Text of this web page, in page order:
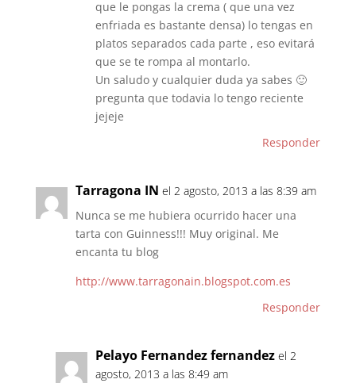
que le pongas la crema ( que una vez
enfriada es bastante densa) lo tengas en
platos separados cada parte , eso evitará
que se te rompa al montarlo.
Un saludo y cualquier duda ya sabes 🙂
pregunta que todavia lo tengo reciente
jejeje
Responder
Tarragona IN el 2 agosto, 2013 a las 8:39 am
Nunca se me hubiera ocurrido hacer una
tarta con Guinness!!! Muy original. Me
encanta tu blog
http://www.tarragonain.blogspot.com.es
Responder
Pelayo Fernandez fernandez el 2
agosto, 2013 a las 8:49 am